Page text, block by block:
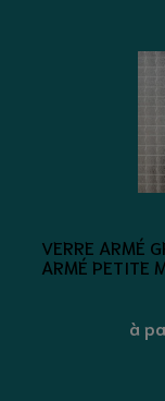
VERRE ARMÉ
ARMÉ PETITE
à